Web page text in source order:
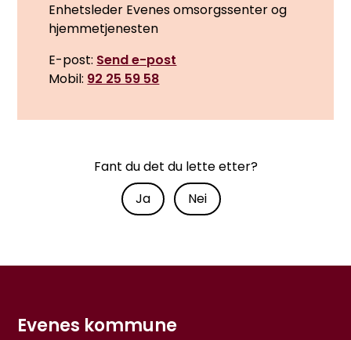
Enhetsleder Evenes omsorgssenter og
hjemmetjenesten
E-post Send e-post
Mobil 92 25 59 58
Fant du det du lette etter?
Ja
Nei
Evenes kommune